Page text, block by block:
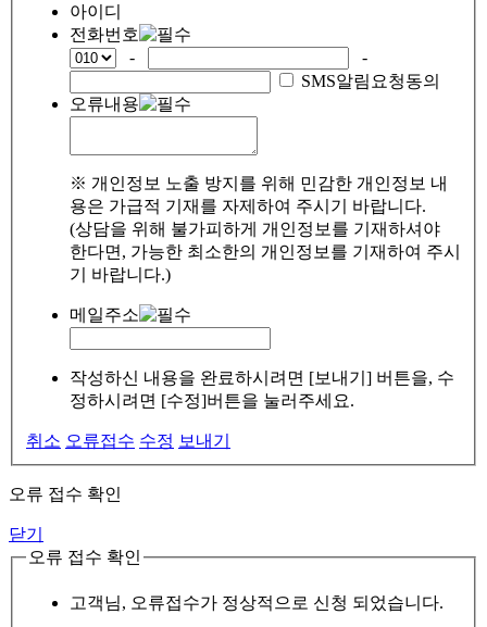
아이디
전화번호
-
-
SMS알림요청동의
오류내용
※ 개인정보 노출 방지를 위해 민감한 개인정보 내
용은 가급적 기재를 자제하여 주시기 바랍니다.
(상담을 위해 불가피하게 개인정보를 기재하셔야
한다면, 가능한 최소한의 개인정보를 기재하여 주시
기 바랍니다.)
메일주소
작성하신 내용을 완료하시려면 [보내기] 버튼을, 수
정하시려면 [수정]버튼을 눌러주세요.
취소 오류접수 수정 보내기
오류 접수 확인
닫기
오류 접수 확인
고객님, 오류접수가 정상적으로 신청 되었습니다.